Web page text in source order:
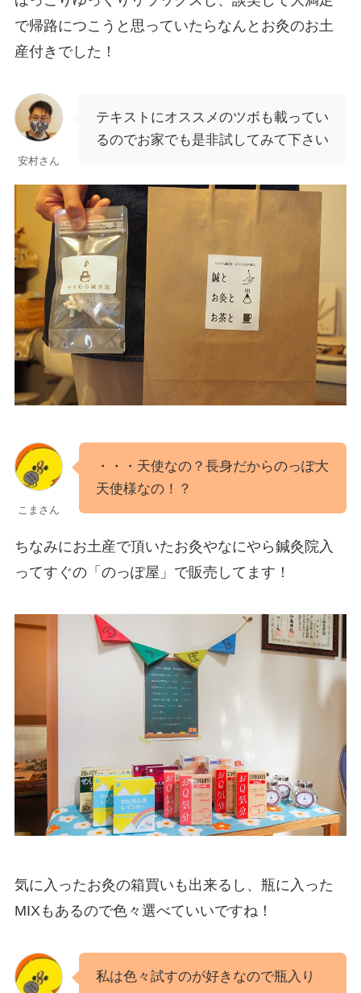
で帰路につこうと思っていたらなんとお灸のお土
産付きでした！
安村さん
テキストにオススメのツボも載ってい
るのでお家でも是非試してみて下さい
こまさん
・・・天使なの？長身だからのっぽ大
天使様なの！？
ちなみにお土産で頂いたお灸やなにやら鍼灸院入
ってすぐの「のっぽ屋」で販売してます！
気に入ったお灸の箱買いも出来るし、瓶に入った
MIXもあるので色々選べていいですね！
私は色々試すのが好きなので瓶入り